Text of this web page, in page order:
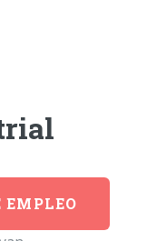
EMPLEO